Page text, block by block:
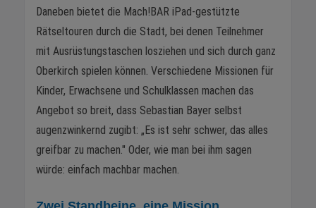
Daneben bietet die Mach!BAR iPad-gestützte
Rätseltouren durch die Stadt, bei denen Teilnehmer
mit Ausrüstungstaschen losziehen und sich durch ganz
Oberkirch spielen können. Verschiedene Missionen für
Kinder, Erwachsene und Schulklassen machen das
Angebot so breit, dass Sebastian Bayer selbst
augenzwinkernd zugibt: „Es ist sehr schwer, das alles
greifbar zu machen." Oder, wie man bei ihm sagen
würde: einfach machbar machen.